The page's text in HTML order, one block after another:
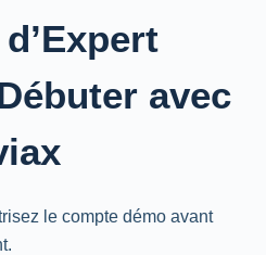
avec
le compte démo avant